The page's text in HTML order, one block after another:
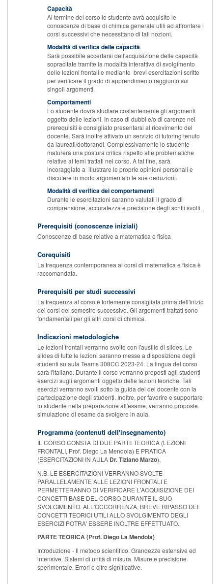
Capacità
Al termine del corso lo studente avrà acquisito le
conoscenze di base di chimica generale utili ad affrontare i
corsi successivi che necessitano di tali nozioni.
Modalità di verifica delle capacità
Sarà possibile accertarsi dell'acquisizione delle capacità
sopracitate tramite la modalità interattiva di svolgimento
delle lezioni frontali e mediante brevi esercitazioni scritte
per verificare il grado di apprendimento raggiunto sui
singoli argomenti.
Comportamenti
Lo studente dovrà studiare costantemente gli argomenti
oggetto delle lezioni. In caso di dubbi e/o di carenze nei
prerequisiti è consigliato presentarsi al ricevimento del
docente. Sarà inoltre attivato un servizio di tutoring tenuto
da laureati/dottorandi. Complessivamente lo studente
maturerà una postura critica rispetto alle problematiche
relative ai temi trattati nel corso. A tal fine, sarà
incoraggiato a illustrare le proprie opinioni personali e
discutere in modo argomentato le sue deduzioni.
Modalità di verifica dei comportamenti
Durante le esercitazioni saranno valutati il grado di
comprensione, accuratezza e precisione degli scritti svolti.
Prerequisiti (conoscenze iniziali)
Conoscenze di base relative a matematica e fisica
Corequisiti
La frequenza contemporanea ai corsi di matematica e fisica è
raccomandata.
Prerequisiti per studi successivi
La frequenza al corso è fortemente consigliata prima dell'inizio
dei corsi del semestre successivo. Gli argomenti trattati sono
fondamentali per gli altri corsi di chimica.
Indicazioni metodologiche
Le lezioni frontali verranno svolte con l'ausilio di slides. Le
slides di tutte le lezioni saranno messe a disposizione degli
studenti su aula Teams 308CC 2023-24. La lingua del corso
sarà l'italiano. Durante il corso verranno proposti agli studenti
esercizi sugli argomenti oggetto delle lezioni teoriche. Tali
esercizi verranno svolti sotto la guida del del docente con la
partecipazione degli studenti. Inoltre, per favorire e supportare
lo studente nella preparazione all'esame, verranno proposte
simulazione di esame da svolgere in aula.
Programma (contenuti dell'insegnamento)
IL CORSO CONSTA DI DUE PARTI: TEORICA (LEZIONI
FRONTALI, Prof. Diego La Mendola) E PRATICA
(ESERCITAZIONI IN AULA Dr. Tiziano Marzo).
N.B. LE ESERCITAZIONI VERRANNO SVOLTE
PARALLELAMENTE ALLE LEZIONI FRONTALI E
PERMETTERANNO DI VERIFICARE L'ACQUISIZIONE DEI
CONCETTI BASE DEL CORSO DURANTE IL SUO
SVOLGIMENTO. ALL'OCCORRENZA, BREVE RIPASSO DEI
CONCETTI TEORICI UTILI ALLO SVOLGIMENTO DEGLI
ESERCIZI POTRA' ESSERE INOLTRE EFFETTUATO.
PARTE TEORICA (Prof. Diego La Mendola)
Introduzione - Il metodo scientifico. Grandezze estensive ed
intensive. Sistemi di unità di misura. Misure e precisione
sperimentale. Errori e cifre significative.